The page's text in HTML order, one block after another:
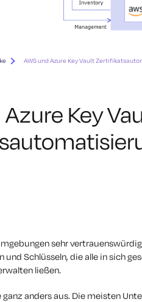
AWS und Azure Key Vault
Key
sehr
und Schlüsseln, die alle in sich
ließen.
ganz anders aus. Die meisten